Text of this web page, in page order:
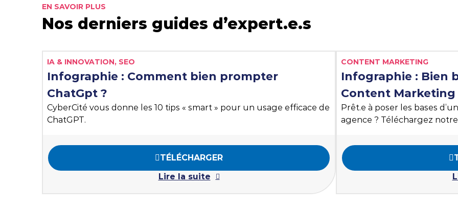
EN SAVOIR PLUS
Nos derniers guides d’expert.e.s
Liste des tags
IA & INNOVATION, SEO
Infographie : Comment bien prompter
ChatGpt ?
CyberCité vous donne les 10 tips « smart » pour un usage efficace de
ChatGPT.
TÉLÉCHARGER
Lire la suite
Liste des tags
CONTENT MARKETING
Infographie : Bien
Content Marketing
Prêt.e à poser les bases
agence ? Téléchargez